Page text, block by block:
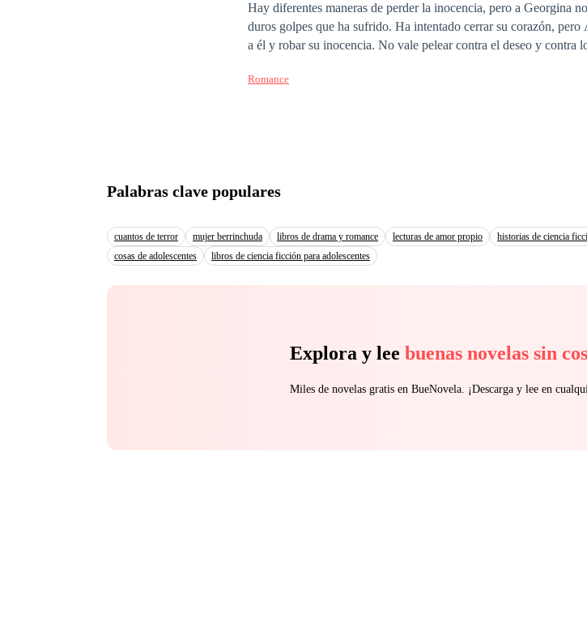
Hay diferentes maneras de perder la inocencia, pero a Georgina
duros golpes que ha sufrido. Ha intentado cerrar su corazón,
a él y robar su inocencia. No vale pelear contra el deseo y contra lo
Romance
Palabras clave populares
cuantos de terror mujer berrinchuda libros de drama y romance lecturas de amor propio historias de ciencia
cosas de adolescentes
libros de ciencia ficción para adolescentes
Explora y lee buenas novelas sin
Miles de novelas gratis en BueNovela. ¡Descarga y lee en